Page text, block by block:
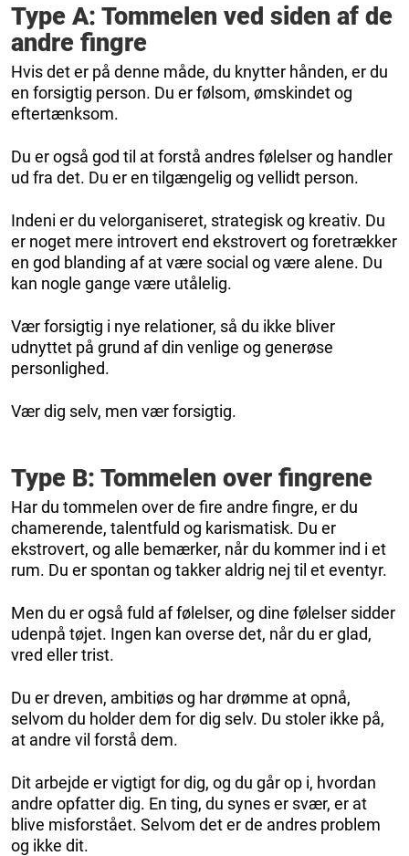
Type A: Tommelen ved siden af de
andre fingre
Hvis det er på denne måde, du knytter hånden, er du
en forsigtig person. Du er følsom, ømskindet og
eftertænksom.
Du er også god til at forstå andres følelser og handler
ud fra det. Du er en tilgængelig og vellidt person.
Indeni er du velorganiseret, strategisk og kreativ. Du
er noget mere introvert end ekstrovert og foretrækker
en god blanding af at være social og være alene. Du
kan nogle gange være utålelig.
Vær forsigtig i nye relationer, så du ikke bliver
udnyttet på grund af din venlige og generøse
personlighed.
Vær dig selv, men vær forsigtig.
Type B: Tommelen over fingrene
Har du tommelen over de fire andre fingre, er du
chamerende, talentfuld og karismatisk. Du er
ekstrovert, og alle bemærker, når du kommer ind i et
rum. Du er spontan og takker aldrig nej til et eventyr.
Men du er også fuld af følelser, og dine følelser sidder
udenpå tøjet. Ingen kan overse det, når du er glad,
vred eller trist.
Du er dreven, ambitiøs og har drømme at opnå,
selvom du holder dem for dig selv. Du stoler ikke på,
at andre vil forstå dem.
Dit arbejde er vigtigt for dig, og du går op i, hvordan
andre opfatter dig. En ting, du synes er svær, er at
blive misforstået. Selvom det er de andres problem
og ikke dit.